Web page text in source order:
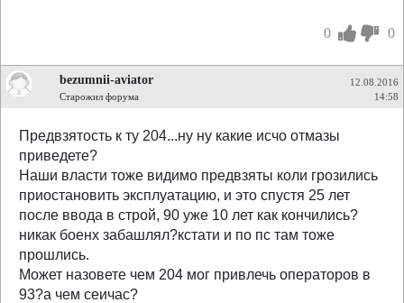
0 0
bezumnii-aviator
Старожил форума
12.08.2016
14:58
Предвзятость к ту 204...ну ну какие исчо отмазы
приведете?
Наши власти тоже видимо предвзяты коли грозились
приостановить эксплуатацию, и это спустя 25 лет
после ввода в строй, 90 уже 10 лет как кончились?
никак боенх забашлял?кстати и по пс там тоже
прошлись.
Может назовете чем 204 мог привлечь операторов в
93?а чем сеичас?